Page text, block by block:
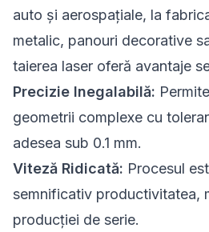
auto și aerospațiale, la
metalic, panouri decorative
taierea laser oferă avantaje
Precizie Inegalabilă:
geometrii complexe cu
adesea sub 0.1 mm.
Viteză Ridicată: Procesul
semnificativ productivitatea,
producției de serie.